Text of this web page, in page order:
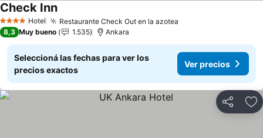
4 EstrellasHotel Restaurante Check Out en la azotea
Check InnVer precios
8,3 Muy bueno 1.535 Ankara
Seleccioná las fechas para ver los
precios exactos
Ver precios
Compartir